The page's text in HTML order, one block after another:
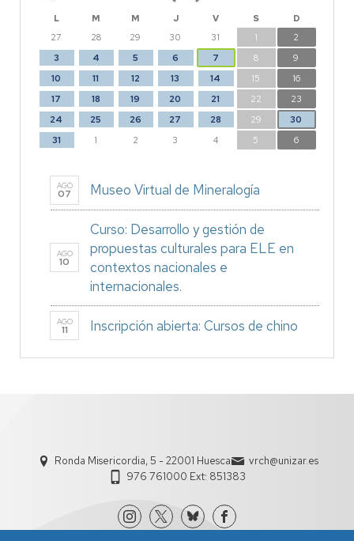
L M M J V S
D
27
28 29 30 31 1
2
3
4 5 6 7 8
9
10
11 12 13 14 15
16
17
18 19 20 21 22
23
24
25 26 27 28 29
30
31
1 2 3 4 5 6
AGO
07 Museo Virtual de Mineralogía
AGO
10
Curso: Desarrollo y gestión de
propuestas culturales para ELE en
contextos nacionales e
internacionales.
AGO
11 Inscripción abierta: Cursos de chino
Ronda Misericordia, 5 - 22001 Huesca
vrch@unizar.es
976 761000 Ext: 851383